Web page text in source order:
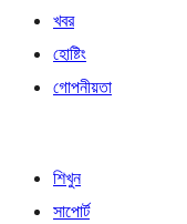
খবর
হোষ্টিং
গোপনীয়তা
শিখুন
সাপোর্ট